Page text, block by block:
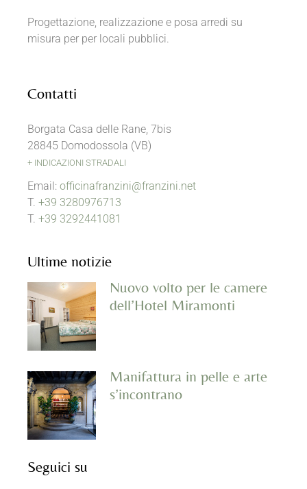
Progettazione, realizzazione e posa arredi su
misura per per locali pubblici.
Contatti
Borgata Casa delle Rane, 7bis
28845 Domodossola (VB)
+ INDICAZIONI STRADALI
Email:officinafranzini@franzini.net
T.+39 3280976713
T.+39 3292441081
Ultime notizie
Nuovo volto per le camere
dell’Hotel Miramonti
Manifattura in pelle e arte
s’incontrano
Seguici su